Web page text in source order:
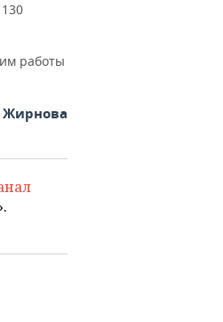
работы
Жирнова